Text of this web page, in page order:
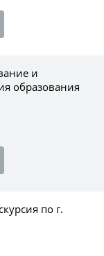
и
образования
по г.